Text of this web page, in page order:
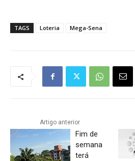
TAGS Loteria Mega-Sena
Artigo anterior
Fim de
semana
terá